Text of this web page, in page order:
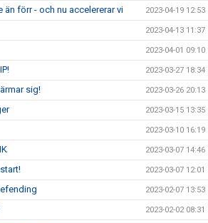
förr - och nu accelererar vi 2023-04-19 12:53
2023-04-13 11:37
2023-04-01 09:10
2023-03-27 18:34
sig! 2023-03-26 20:13
2023-03-15 13:35
2023-03-10 16:19
2023-03-07 14:46
2023-03-07 12:01
2023-02-07 13:53
2023-02-02 08:31